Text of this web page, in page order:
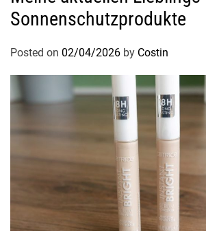
Sonnenschutzprodukte
Posted on 02/04/2026 by Costin